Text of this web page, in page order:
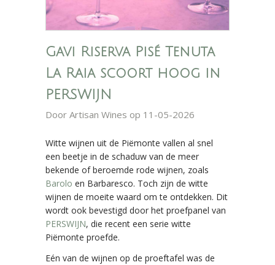
Gavi Riserva Pisé Tenuta
La Raia scoort hoog in
PERSWIJN
Door Artisan Wines op 11-05-2026
Witte wijnen uit de Piëmonte vallen al snel
een beetje in de schaduw van de meer
bekende of beroemde rode wijnen, zoals
Barolo en Barbaresco. Toch zijn de witte
wijnen de moeite waard om te ontdekken. Dit
wordt ook bevestigd door het proefpanel van
PERSWIJN, die recent een serie witte
Piëmonte proefde.
Eén van de wijnen op de proeftafel was de